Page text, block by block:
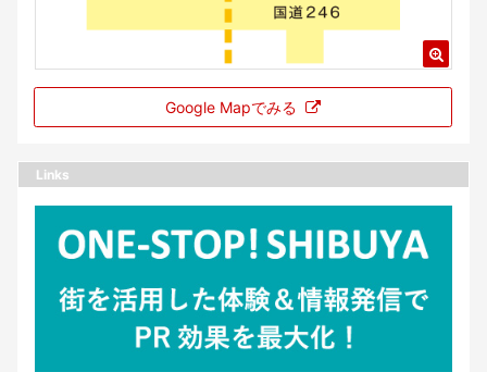
Google Mapでみる
Links